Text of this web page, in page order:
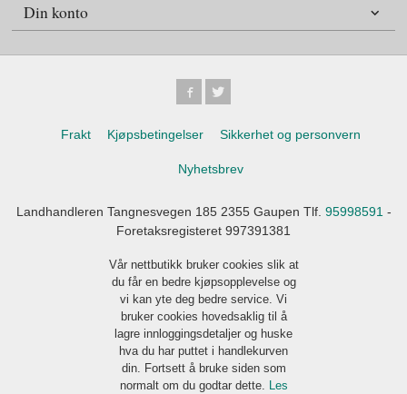
Din konto
Frakt Kjøpsbetingelser Sikkerhet og personvern
Nyhetsbrev
Landhandleren Tangnesvegen 185 2355 Gaupen Tlf. 95998591 -
Foretaksregisteret 997391381
Vår nettbutikk bruker cookies slik at
du får en bedre kjøpsopplevelse og
vi kan yte deg bedre service. Vi
bruker cookies hovedsaklig til å
lagre innloggingsdetaljer og huske
hva du har puttet i handlekurven
din. Fortsett å bruke siden som
normalt om du godtar dette. Les